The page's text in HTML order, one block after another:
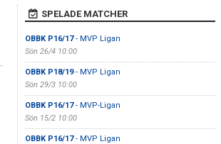
SPELADE MATCHER
OBBK P16/17- MVP Ligan
Sön 26/4 10:00
OBBK P18/19- MVP Ligan
Sön 29/3 10:00
OBBK P16/17- MVP-Ligan
Sön 15/2 10:00
OBBK P16/17- MVP Ligan